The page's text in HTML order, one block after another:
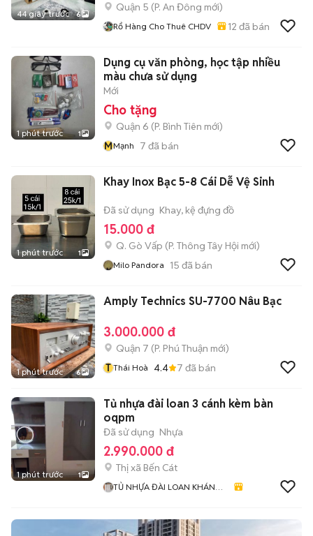
44 giây trước 6
Quận 5 (P. An Đông mới)
Rổ Hàng Cho Thuê CHDV 12 đã bán
1 phút trước 1
Dụng cụ văn phòng, học tập nhiều
màu chưa sử dụng
Mới
Cho tặng
Quận 6 (P. Bình Tiên mới)
MMạnh 7 đã bán
1 phút trước 1
Khay Inox Bạc 5-8 Cái Dễ Vệ Sinh
Đã sử dụng Khay, kệ đựng đồ
15.000 đ
Q. Gò Vấp (P. Thông Tây Hội mới)
Milo Pandora 15 đã bán
1 phút trước 6
Amply Technics SU-7700 Nâu Bạc
3.000.000 đ
Quận 7 (P. Phú Thuận mới)
T Thái Hoà 4.4 7 đã bán
1 phút trước 1
Tủ nhựa đài loan 3 cánh kèm bàn
oqpm
Đã sử dụng Nhựa
2.990.000 đ
Thị xã Bến Cát
TỦ NHỰA ĐÀI LOAN KHÁNH